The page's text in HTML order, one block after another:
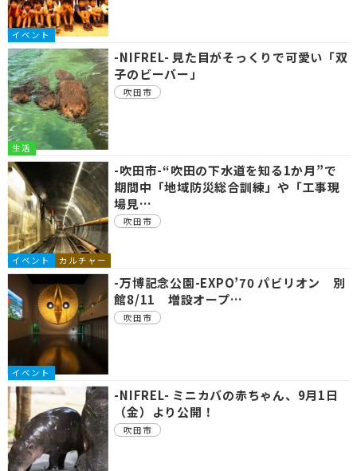
イベント
生活
-NIFREL- 見た目がそっくりで可愛い「双
子のビーバー」
吹田市
イベント カルチャー
-吹田市-“吹田の下水道を知る1か月”で
期間中「地域防災総合訓練」や「工事現
場見…
吹田市
イベント
-万博記念公園-EXPO’70 パビリオン 別
館8/11 増設オープ…
吹田市
-NIFREL- ミニカバの赤ちゃん、9月1日
（金）より公開！
吹田市